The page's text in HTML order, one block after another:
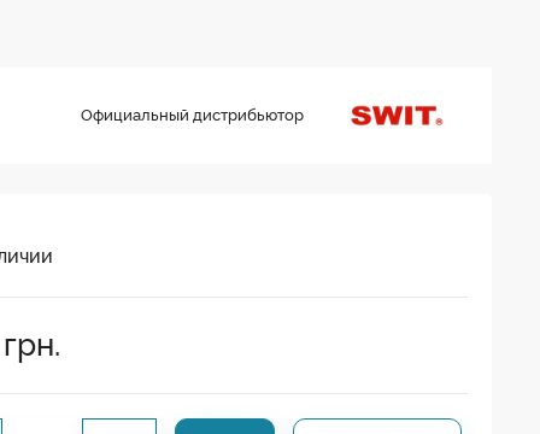
Официальный дистрибьютор
грн.